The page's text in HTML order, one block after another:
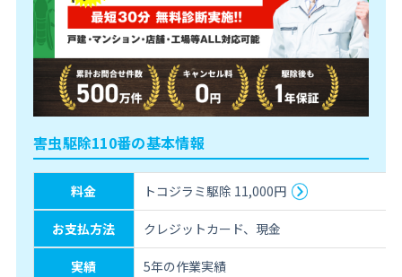
害虫駆除110番の基本情報
料金 トコジラミ駆除 11,000円
お支払方法 クレジットカード、現金
実績 5年の作業実績